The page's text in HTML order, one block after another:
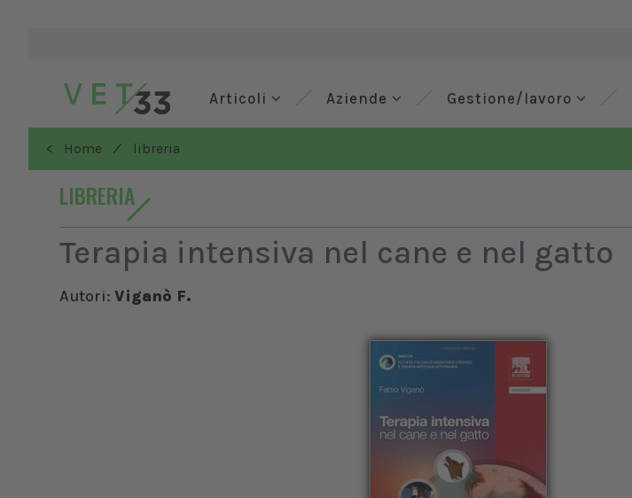
Articoli Aziende Gestione/lavoro
< Home / libreria
LIBRERIA
Terapia intensiva nel cane e nel gatto
Autori: Viganò F.